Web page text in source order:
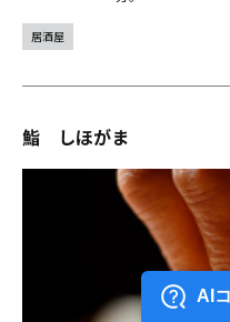
居酒屋
鮨 しほがま